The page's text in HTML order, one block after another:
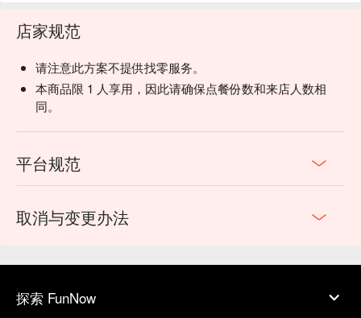
店家规范
请注意此方案不提供找零服务。
本商品限 1 人享用，因此请确保点餐份数和来店人数相
同。
平台规范
取消与变更办法
探索 FunNow